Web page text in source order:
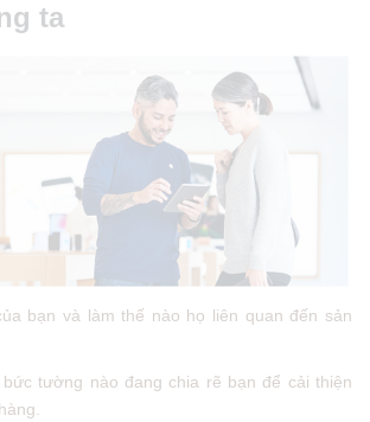
ta
bạn và làm thế nào họ liên quan đến sản
tường nào đang chia rẽ bạn để cải thiện